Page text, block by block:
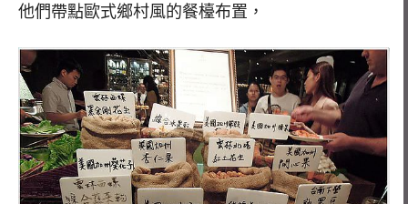
他們帶點歐式鄉村風的餐檯布置，